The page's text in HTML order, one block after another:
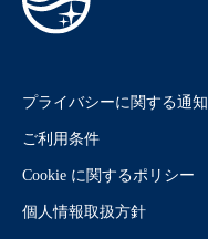
プライバシーに関する通知
ご利用条件
Cookie に関するポリシー
個人情報取扱方針